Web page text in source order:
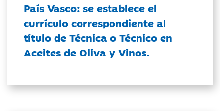
País Vasco: se establece el
currículo correspondiente al
título de Técnica o Técnico en
Aceites de Oliva y Vinos.